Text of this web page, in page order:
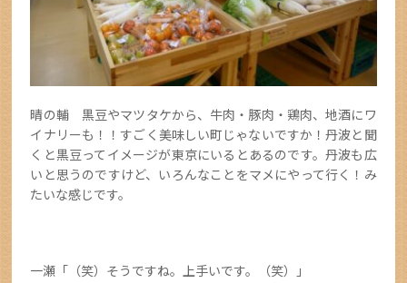
晴の輔 黒豆やマツタケから、牛肉・豚肉・鶏肉、地酒にワ
イナリーも！！すごく美味しい町じゃないですか！丹波と聞
くと黒豆ってイメージが東京にいるとあるのです。丹波も広
いと思うのですけど、いろんなことをマメにやって行く！み
たいな感じです。
一瀬「（笑）そうですね。上手いです。（笑）」